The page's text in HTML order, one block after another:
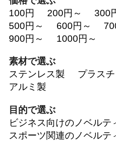
100円
200円～ 300
500円～
600円～
900円～
1000円～
素材で選ぶ
ステンレス製
プラス
アルミ製
目的で選ぶ
ビジネス向けのノベルテ
スポーツ関連のノベルテ